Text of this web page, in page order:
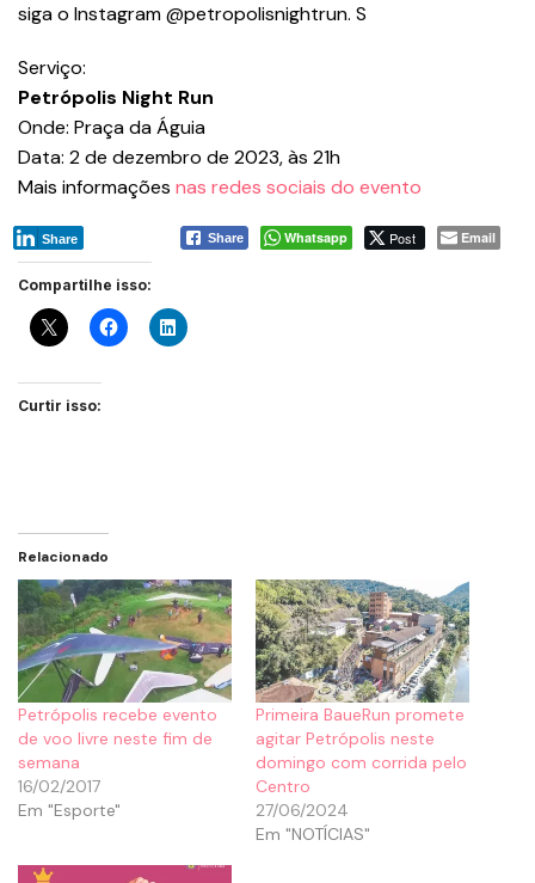
siga o Instagram @petropolisnightrun. S
Serviço:
Petrópolis Night Run
Onde: Praça da Águia
Data: 2 de dezembro de 2023, às 21h
Mais informações nas redes sociais do evento
Share Whatsapp Post Email
Share
Compartilhe isso:
Curtir isso:
Relacionado
Petrópolis recebe evento
de voo livre neste fim de
semana
16/02/2017
Em "Esporte"
Primeira BaueRun promete
agitar Petrópolis neste
domingo com corrida pelo
Centro
27/06/2024
Em "NOTÍCIAS"